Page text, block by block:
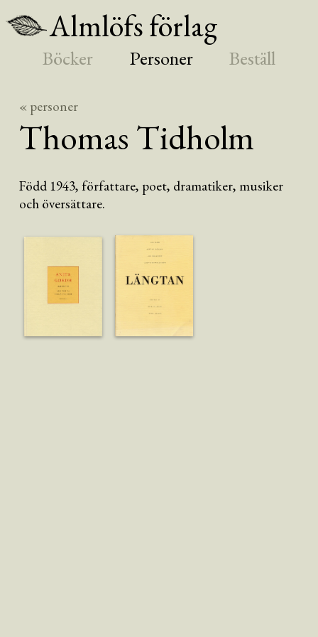
Almlöfs förlag
Böcker Personer Beställ
« personer
Thomas Tidholm
Född 1943, författare, poet, dramatiker, musiker
och översättare.